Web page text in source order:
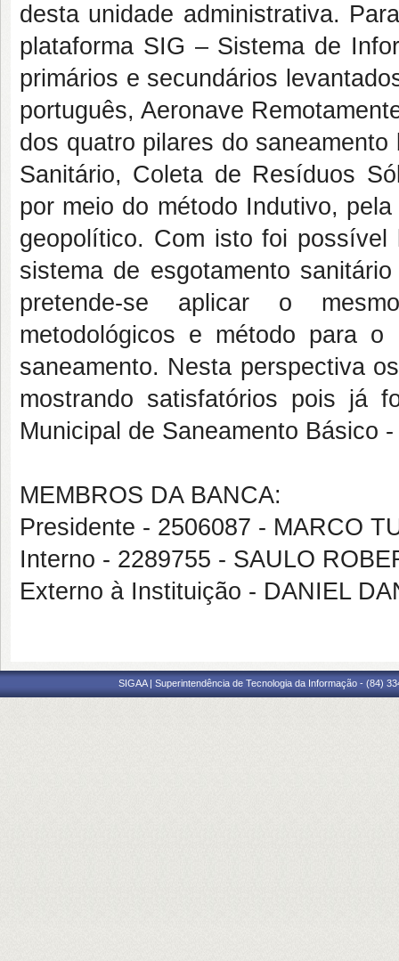
desta unidade administrativa.
plataforma SIG – Sistema de
primários e secundários
português, Aeronave
dos quatro pilares do
Sanitário, Coleta de Resíduos
por meio do método Indutivo,
geopolítico. Com isto foi
sistema de esgotamento
pretende-se aplicar o
metodológicos e método para
saneamento. Nesta perspectiva
mostrando satisfatórios pois já
Municipal de Saneamento Básico
MEMBROS DA BANCA:
Presidente - 2506087 - MARCO
Interno - 2289755 - SAULO
Externo à Instituição - DANIEL
SIGAA | Superintendência de Tecnologia da Informação - (84)